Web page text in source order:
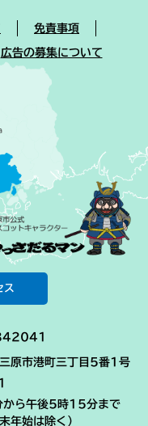
免責事項
広告の募集について
ス
市港町三丁目5番1号
から午後5時15分まで
年始は除く）